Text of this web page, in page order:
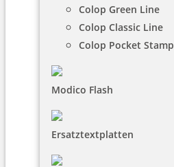
Colop Green Line
Colop Classic Line
Colop Pocket Stamp
Modico Flash
Ersatztextplatten